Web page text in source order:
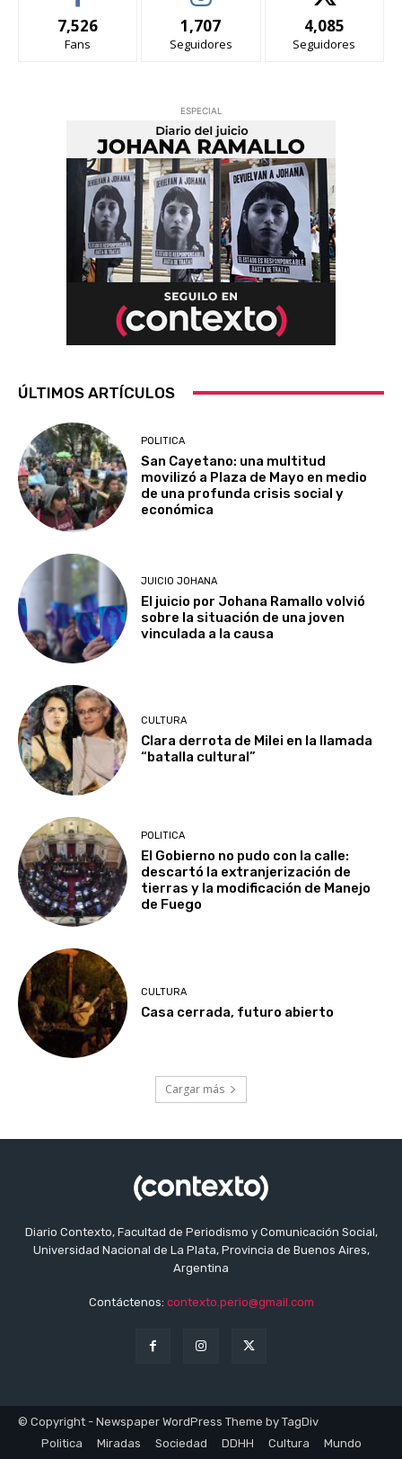
7,526
Fans
1,707
Seguidores
4,085
Seguidores
ESPECIAL
ÚLTIMOS ARTÍCULOS
POLITICA
San Cayetano: una multitud
movilizó a Plaza de Mayo en medio
de una profunda crisis social y
económica
JUICIO JOHANA
El juicio por Johana Ramallo volvió
sobre la situación de una joven
vinculada a la causa
CULTURA
Clara derrota de Milei en la llamada
“batalla cultural”
POLITICA
El Gobierno no pudo con la calle:
descartó la extranjerización de
tierras y la modificación de Manejo
de Fuego
CULTURA
Casa cerrada, futuro abierto
Cargar más
Diario Contexto, Facultad de Periodismo y Comunicación Social,
Universidad Nacional de La Plata, Provincia de Buenos Aires,
Argentina
Contáctenos: contexto.perio@gmail.com
© Copyright - Newspaper WordPress Theme by TagDiv
Politica
Miradas Sociedad DDHH Cultura Mundo